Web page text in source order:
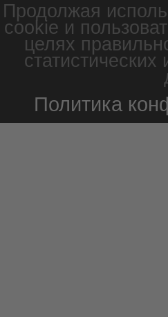
Продолжая
cookie и
целях
Политика